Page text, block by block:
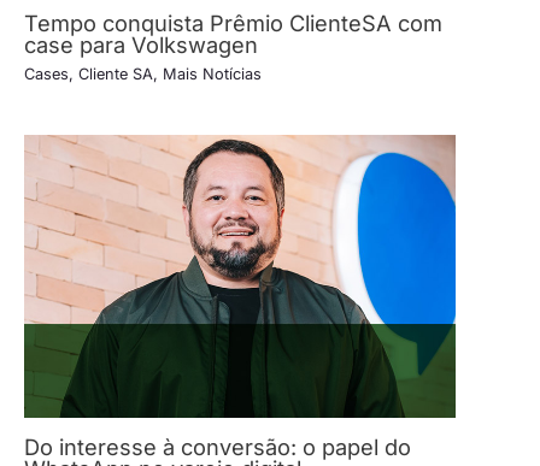
Tempo conquista Prêmio ClienteSA com
case para Volkswagen
Cases, Cliente SA, Mais Notícias
Do interesse à conversão: o papel do